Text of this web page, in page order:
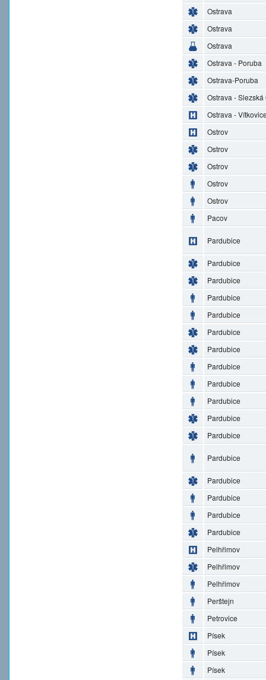
Ostrava
Ostrava
Ostrava
Ostrava - Poruba
Ostrava-Poruba
Ostrava - Slezská
Ostrava -
Ostrov
Ostrov
Ostrov
Ostrov
Ostrov
Pacov
Pardubice
Pardubice
Pardubice
Pardubice
Pardubice
Pardubice
Pardubice
Pardubice
Pardubice
Pardubice
Pardubice
Pardubice
Pardubice
Pardubice
Pardubice
Pardubice
Pardubice
Pelhřimov
Pelhřimov
Pelhřimov
Perštejn
Petrovice
Písek
Písek
Písek